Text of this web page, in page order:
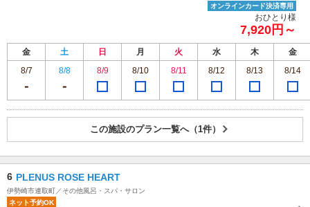
オンラインカード決済専用
おひとり様
7,920円～
金 土 日 月 火 水 木
金
8/7
8/8 8/9 8/10 8/11 8/12 8/13 8/14
この施設のプラン一覧へ（1件）
6 PLENUS ROSE HEART
伊勢崎市連取町／その他風呂・スパ・サロン
ネット予約OK